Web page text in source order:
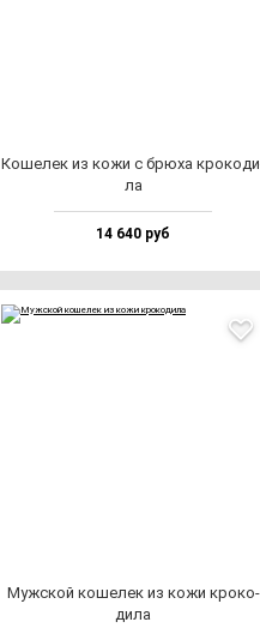
Коше­лек из ко­жи с брю­ха
ла
14 640 руб
Муж­ской ко­ше­лек из ко­жи кро­ко­
ди­ла